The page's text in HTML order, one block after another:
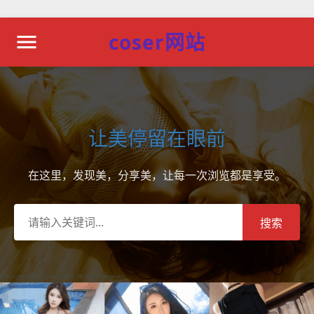
coser网站
让美停留在眼前
在这里，发现美，分享美，让每一次浏览都是享受。
搜索